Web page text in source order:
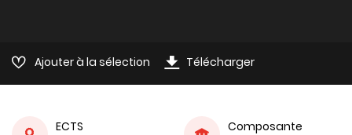
Ajouter à la sélection Télécharger
ECTS
Composante